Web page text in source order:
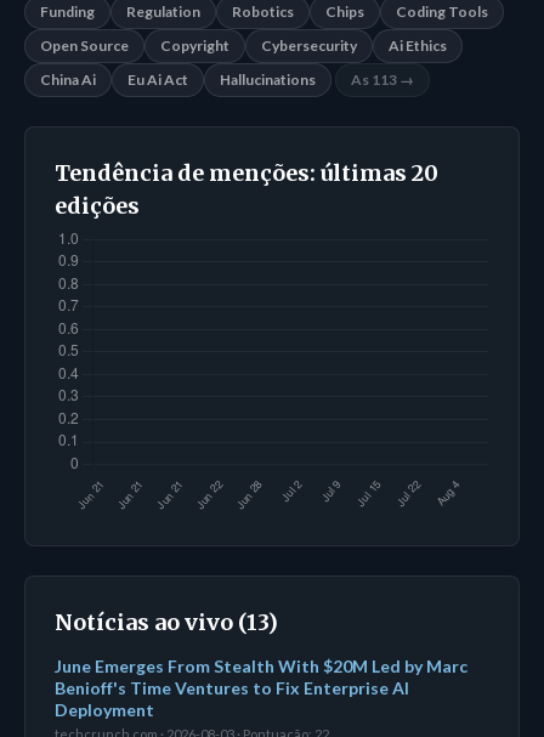
Funding
Regulation Robotics Chips
Coding Tools
Open Source
Copyright Cybersecurity
Ai Ethics
China Ai
Eu Ai Act Hallucinations As 113 →
Tendência de menções: últimas 20
edições
Notícias ao vivo (13)
June Emerges From Stealth With $20M Led by Marc
Benioff's Time Ventures to Fix Enterprise AI
Deployment